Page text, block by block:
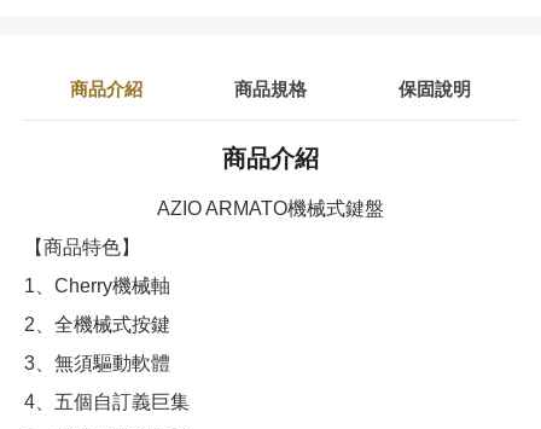
商品介紹 商品規格 保固說明
商品介紹
AZIO ARMATO機械式鍵盤
【商品特色】
1、Cherry機械軸
2、全機械式按鍵
3、無須驅動軟體
4、五個自訂義巨集